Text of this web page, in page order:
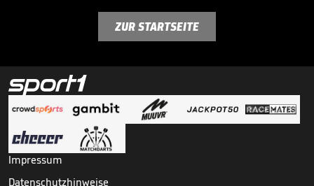
ZUR STARTSEITE
Impressum
Datenschutzhinweise